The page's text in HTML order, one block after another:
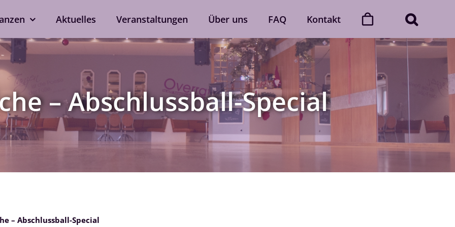
Tanzen ohne Partner
Line Dance
Single-Anmeldung
Privatstunden
Nach Verfügbarkeit auch gerne
bei eurem Wunschtrainer. Auch
Dance with friends
Der „Dance with friends“-Club
Mehr erfahren
Gutscheine
Momente voller Rhythmus und
Aktuelles Veranstaltungen Über uns FAQ Kontakt
– Abschlussball-Special
– Abschlussball-Special